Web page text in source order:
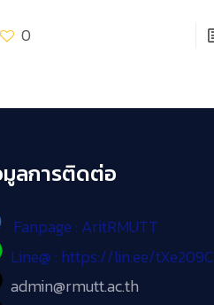
0
ลการติดต่อ
Fanpage : AritRMUTT
Line@ : https://lin.ee/tXe209C
admin@rmutt.ac.th